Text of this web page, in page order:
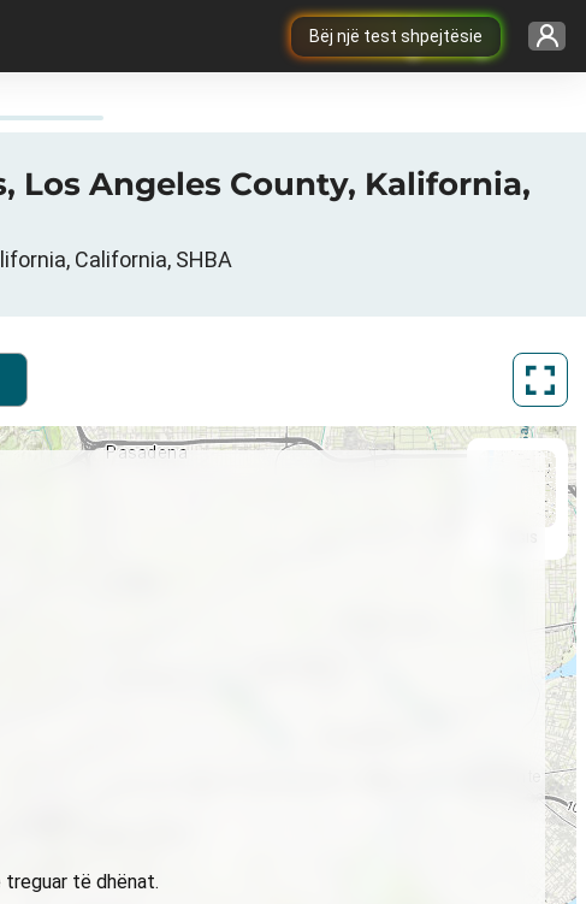
Bëj një test shpejtësie
Los Angeles County, Kalifornia,
California, SHBA
treguar të dhënat.